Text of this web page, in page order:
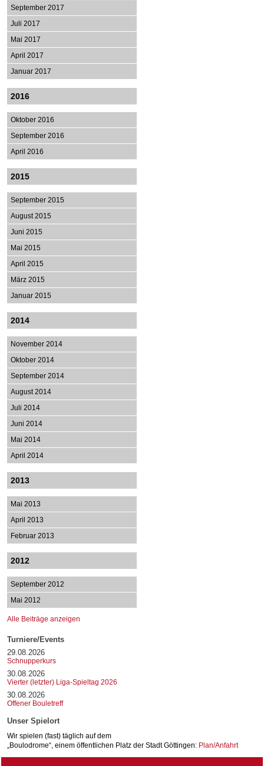
September 2017
Juli 2017
Mai 2017
April 2017
Januar 2017
2016
Oktober 2016
September 2016
April 2016
2015
September 2015
August 2015
Juni 2015
Mai 2015
April 2015
März 2015
Januar 2015
2014
November 2014
Oktober 2014
September 2014
August 2014
Juli 2014
Juni 2014
Mai 2014
April 2014
2013
Mai 2013
April 2013
Februar 2013
2012
September 2012
Mai 2012
Alle Beiträge anzeigen
Turniere/Events
29.08.2026
Schnupperkurs
30.08.2026
Vierter (letzter) Liga-Spieltag 2026
30.08.2026
Offener Bouletreff
Unser Spielort
Wir spielen (fast) täglich auf dem
„Boulodrome“, einem öffentlichen Platz der Stadt Göttingen: Plan/Anfahrt